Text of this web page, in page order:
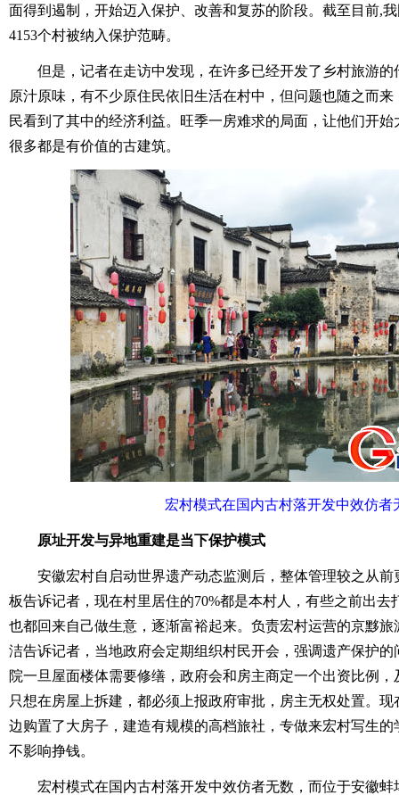
面得到遏制，开始迈入保护、改善和复苏的阶段。截至目前,
4153个村被纳入保护范畴。
但是，记者在走访中发现，在许多已经开发了乡村旅游的
原汁原味，有不少原住民依旧生活在村中，但问题也随之而
民看到了其中的经济利益。旺季一房难求的局面，让他们开
很多都是有价值的古建筑。
宏村模式在国内古村落开发中效仿者
原址开发与异地重建是当下保护模式
安徽宏村自启动世界遗产动态监测后，整体管理较之从前
板告诉记者，现在村里居住的70%都是本村人，有些之前出去
也都回来自己做生意，逐渐富裕起来。负责宏村运营的京黟
洁告诉记者，当地政府会定期组织村民开会，强调遗产保护
院一旦屋面楼体需要修缮，政府会和房主商定一个出资比例
只想在房屋上拆建，都必须上报政府审批，房主无权处置。
边购置了大房子，建造有规模的高档旅社，专做来宏村写生
不影响挣钱。
宏村模式在国内古村落开发中效仿者无数，而位于安徽蚌